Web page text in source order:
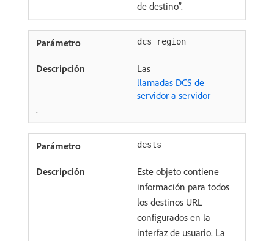
de destino”.
dcs_region
Las
llamadas DCS de
servidor a servidor
.
dests
Este objeto contiene
información para todos
los destinos URL
configurados en la
interfaz de usuario. La